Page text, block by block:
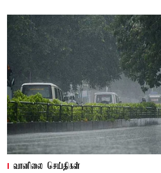
வானிலை செய்திகள்